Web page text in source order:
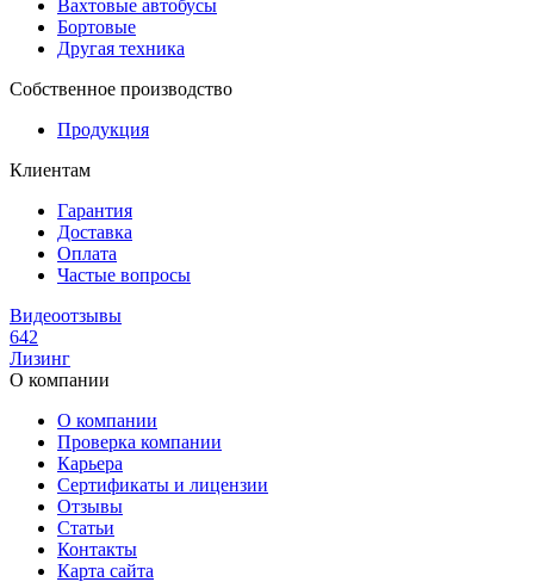
Вахтовые автобусы
Бортовые
Другая техника
Собственное производство
Продукция
Клиентам
Гарантия
Доставка
Оплата
Частые вопросы
Видеоотзывы
642
Лизинг
О компании
О компании
Проверка компании
Карьера
Сертификаты и лицензии
Отзывы
Статьи
Контакты
Карта сайта